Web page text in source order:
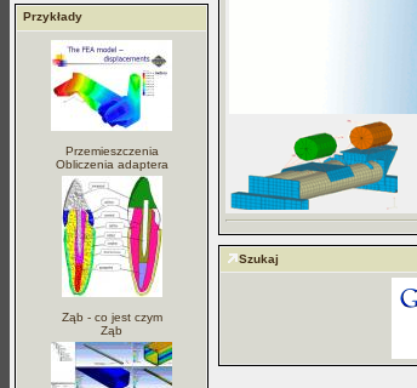
Przykłady
Przemieszczenia
Obliczenia adaptera
Ząb - co jest czym
Ząb
Szukaj